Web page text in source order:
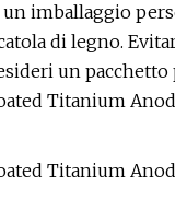
un imballaggio
di legno.
un pacchetto